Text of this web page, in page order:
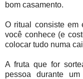
bom casamento.
O ritual consiste em
você conhece (e
colocar tudo numa
A fruta que for
pessoa durante